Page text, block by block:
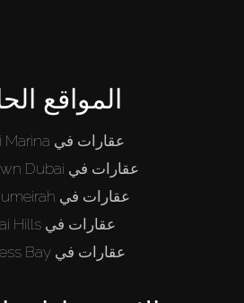
المواقع
عقارات في Dubai Marina
عقارات في Downtown Dubai
عقارات في Palm Jumeirah
عقارات في Dubai Hills
عقارات في Business Bay